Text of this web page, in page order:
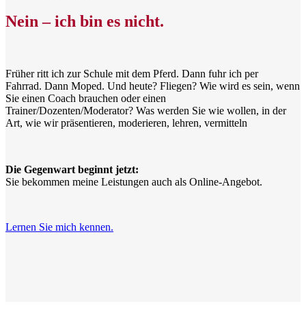
Nein – ich bin es nicht.
Früher ritt ich zur Schule mit dem Pferd. Dann fuhr ich per
Fahrrad. Dann Moped. Und heute? Fliegen? Wie wird es sein, wenn
Sie einen Coach brauchen oder einen
Trainer/Dozenten/Moderator? Was werden Sie wie wollen, in der
Art, wie wir präsentieren, moderieren, lehren, vermitteln
Die Gegenwart beginnt jetzt:
Sie bekommen meine Leistungen auch als Online-Angebot.
Lernen Sie mich kennen.